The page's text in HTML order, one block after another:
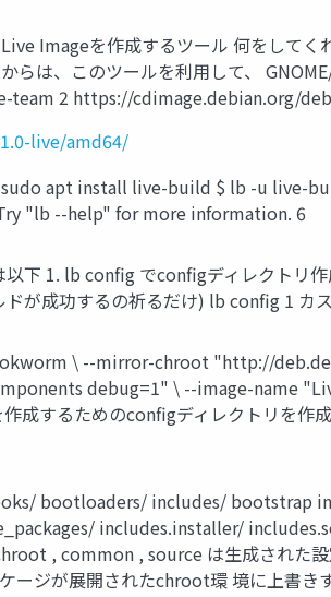
Imageを作成するツール 何をして
は、このツールを利用して、
team 2 https://cdimage.debian.org/
live/amd64/
sudo apt install live-build $ lb -u
"lb --help" for more information. 6
下 1. lb config でconfigディレクトリ
が成功するの祈るだけ) lb config 1 カ
\ --mirror-chroot "http://
debug=1" \ --image-name
するためのconfigディレクトリを作
bootloaders/ includes/ bootstrap
includes.installer/
, common , source は生成された
ジが展開されたchroot環 境に上書き